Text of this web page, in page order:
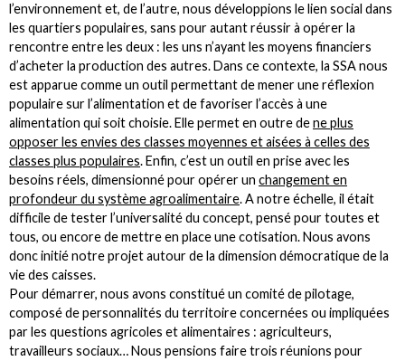
l’environnement et, de l’autre, nous développions le lien social dans
les quartiers populaires, sans pour autant réussir à opérer la
rencontre entre les deux : les uns n’ayant les moyens financiers
d’acheter la production des autres. Dans ce contexte, la SSA nous
est apparue comme un outil permettant de mener une réflexion
populaire sur l’alimentation et de favoriser l’accès à une
alimentation qui soit choisie. Elle permet en outre dene plus
opposer les envies des classes moyennes et aisées à celles des
classes plus populaires. Enfin, c’est un outil en prise avec les
besoins réels, dimensionné pour opérer un changement en
profondeur du système agroalimentaire. A notre échelle, il était
difficile de tester l’universalité du concept, pensé pour toutes et
tous, ou encore de mettre en place une cotisation. Nous avons
donc initié notre projet autour de la dimension démocratique de la
vie des caisses.
Pour démarrer, nous avons constitué un comité de pilotage,
composé de personnalités du territoire concernées ou impliquées
par les questions agricoles et alimentaires : agriculteurs,
travailleurs sociaux… Nous pensions faire trois réunions pour